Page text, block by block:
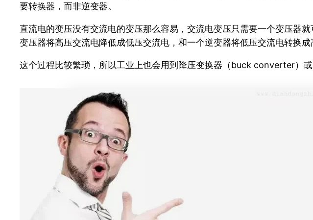
要转换器，而非逆变器。
直流电的变压没有交流电的变压那么容易，交流电变压只需要一个变压器
变压器将高压交流电降低成低压交流电，和一个逆变器将低压交流电转换成
这个过程比较繁琐，所以工业上也会用到降压变换器（buck converter）